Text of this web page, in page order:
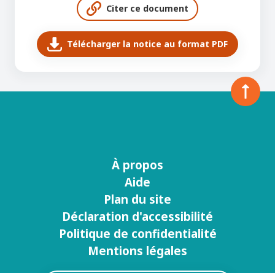
Citer ce document
Télécharger la notice au format PDF
À propos
Aide
Plan du site
Déclaration d'accessibilité
Politique de confidentialité
Mentions légales